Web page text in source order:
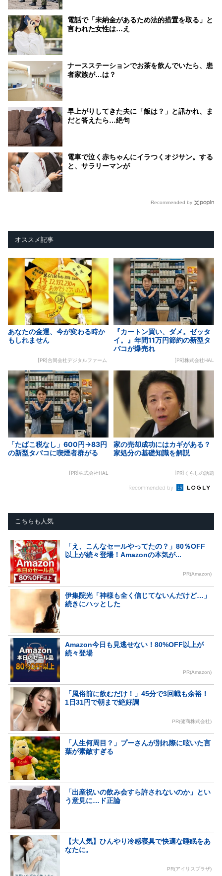
電話で「未納金があるため法的措置を取る」と
言われた女性は…え
ナースステーションでお茶を飲んでいたら、患
者家族が…は？
早上がりしてきた夫に「飯は？」と訊かれ、ま
だと答えたら…絶句
電車で泣く赤ちゃんにイラつくオジサン。する
と、サラリーマンが
Recommended by
オススメ記事
あなたの金運、今が変わる時か
もしれません
[PR]合同会社デジタルファーム
『カートン買い、ダメ。ゼッタ
イ。』年間11万円節約の新型タ
バコが爆売れ
[PR]株式会社HAL
「たばこ税なし」600円→83円
の新型タバコに喫煙者群がる
[PR]株式会社HAL
家の売却成功にはカギがある？
家処分の基礎知識を解説
[PR]くらしの話題
Recommended by
こちらも人気
「え、こんなセールやってたの？」80％OFF
以上が続々登場！Amazonの本気が...
PR(Amazon)
伊集院光「神様も全く信じてないんだけど…」
続きにハッとした
Amazon今日も見逃せない！80%OFF以上が
続々登場
PR(Amazon)
「風俗前に飲むだけ！」45分で3回戦も余裕！
1日31円で朝まで絶好調
PR(健商株式会社)
「人生何周目？」プーさんが別れ際に呟いた言
葉が素敵すぎる
「出産祝いの飲み会すら許されないのか」とい
う意見に…ド正論
【大人気】ひんやり冷感寝具で快適な睡眠をあ
なたに。
PR(アイリスプラザ)